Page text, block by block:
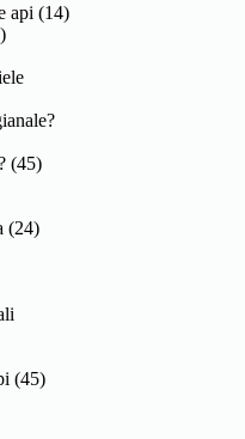
api (14)
(45)
(24)
(45)